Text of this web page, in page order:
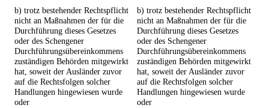
b) trotz bestehender Rechtspflicht
nicht an Maßnahmen der für die
Durchführung dieses Gesetzes
oder des Schengener
Durchführungsübereinkommens
zuständigen Behörden mitgewirkt
hat, soweit der Ausländer zuvor
auf die Rechtsfolgen solcher
Handlungen hingewiesen wurde
oder
b) trotz bestehender Rechtspflicht
nicht an Maßnahmen der für die
Durchführung dieses Gesetzes
oder des Schengener
Durchführungsübereinkommens
zuständigen Behörden mitgewirkt
hat, soweit der Ausländer zuvor
auf die Rechtsfolgen solcher
Handlungen hingewiesen wurde
oder